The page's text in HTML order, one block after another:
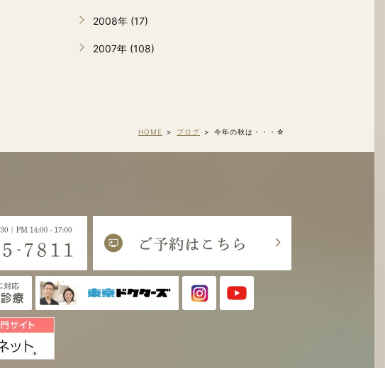
2008年 (17)
2007年 (108)
HOME ブログ 今年の秋は・・・☆